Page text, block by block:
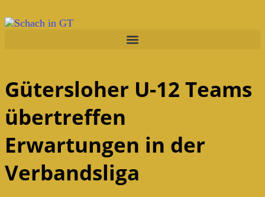
Gütersloher U-12 Teams
übertreffen
Erwartungen in der
Verbandsliga